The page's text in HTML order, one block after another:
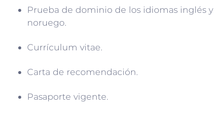
Prueba de dominio de los idiomas inglés y
noruego.
Currículum vitae.
Carta de recomendación.
Pasaporte vigente.